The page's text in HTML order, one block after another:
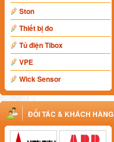
Ston
Thiết bị đo
Tủ điện Tibox
VPE
Wick Sensor
ĐỐI TÁC & KHÁCH HÀNG